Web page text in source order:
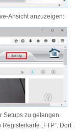
Ansicht anzuzeigen:
Setups zu gelangen.
„FTP“. Dort